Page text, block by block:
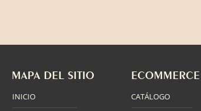
MAPA DEL SITIO
INICIO
ECOMMERCE
CATÁLOGO